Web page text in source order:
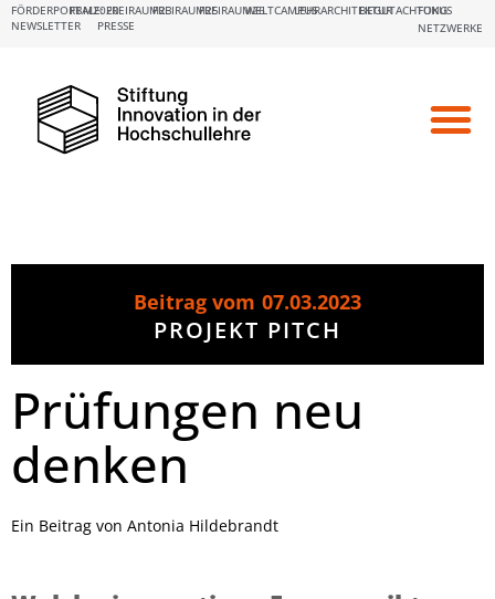
NEWSLETTER PRESSE
FÖRDERPORTALE:
FBM2020FREIRAUM23FREIRAUM25FREIRAUM26WELTCAMPUSLEHRARCHITEKTURBEGUTACHTUNG
FOKUS
NETZWERKE
Beitrag vom 07.03.2023
PROJEKT PITCH
Prüfungen neu
denken
Ein Beitrag von Antonia Hildebrandt